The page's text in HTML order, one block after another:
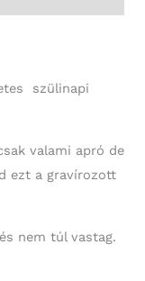
szülinapi
valami apró de
ezt a gravírozott
nem túl vastag.